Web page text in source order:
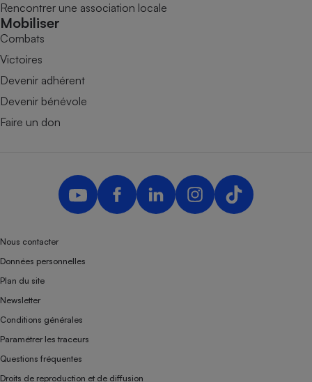
Rencontrer une association locale
Mobiliser
Combats
Victoires
Devenir adhérent
Devenir bénévole
Faire un don
Nous contacter
Données personnelles
Plan du site
Newsletter
Conditions générales
Paramétrer les traceurs
Questions fréquentes
Droits de reproduction et de diffusion